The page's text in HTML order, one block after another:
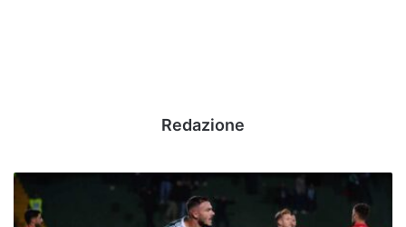
Redazione
Marconi
trovato